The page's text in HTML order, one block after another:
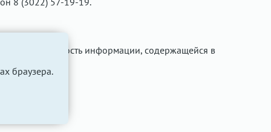
браузера.
за достоверность информации, содержащейся в